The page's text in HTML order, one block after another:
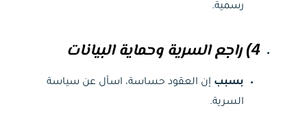
رسمية.
4) راجع السرية وحماية البيانات
بسبب إن العقود حساسة، اسأل عن سياسة
السرية.